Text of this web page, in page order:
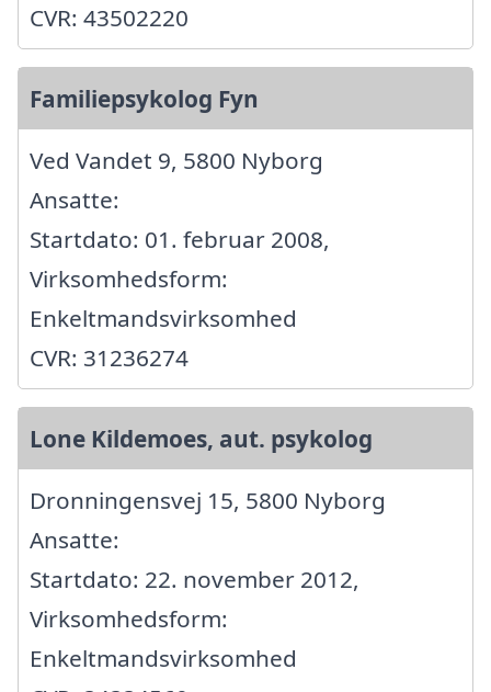
CVR: 43502220
Familiepsykolog Fyn
Ved Vandet 9, 5800 Nyborg
Ansatte:
Startdato: 01. februar 2008,
Virksomhedsform:
Enkeltmandsvirksomhed
CVR: 31236274
Lone Kildemoes, aut. psykolog
Dronningensvej 15, 5800 Nyborg
Ansatte:
Startdato: 22. november 2012,
Virksomhedsform:
Enkeltmandsvirksomhed